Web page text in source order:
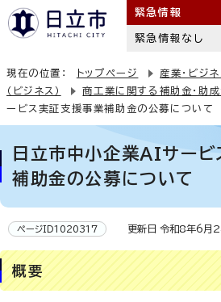
緊急情報
緊急情報なし
現在の位置： トップページ 産業・ビジネ
（ビジネス）
商工業に関する補助金・助成
ービス実証支援事業補助金の公募について
日立市中小企業AIサービ
補助金の公募について
ページID1020317 更新日 令和8年6月
概要